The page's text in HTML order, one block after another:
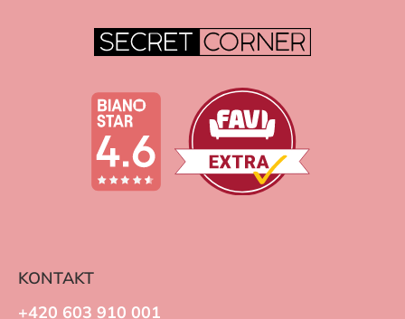
KONTAKT
+420 603 910 001